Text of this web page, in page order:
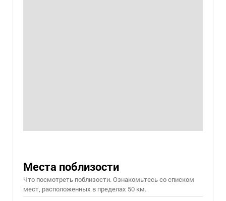
Места поблизости
Что посмотреть поблизости. Ознакомьтесь со списком
мест, расположенных в пределах 50 км.